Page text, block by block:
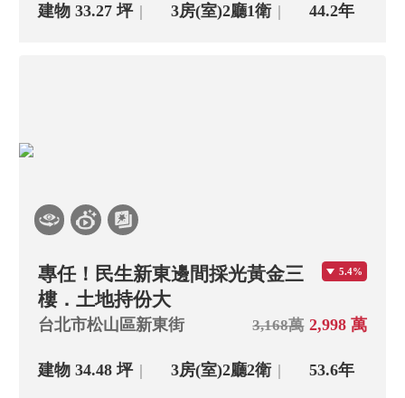
建物 33.27 坪 3房(室)2廳1衛 44.2年
專任！民生新東邊間採光黃金三
樓．土地持份大
5.4%
台北市松山區新東街 3,168萬 2,998 萬
建物 34.48 坪 3房(室)2廳2衛 53.6年